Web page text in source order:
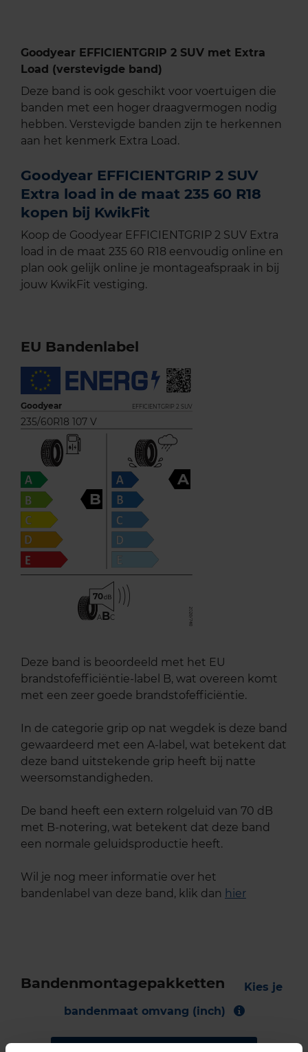
Goodyear EFFICIENTGRIP 2 SUV met Extra
Load (verstevigde band)
Deze band is ook geschikt voor voertuigen die
banden met een hoger draagvermogen nodig
hebben. Verstevigde banden zijn te herkennen
aan het kenmerk Extra Load.
Goodyear EFFICIENTGRIP 2 SUV
Extra load in de maat 235 60 R18
kopen bij KwikFit
Koop de Goodyear EFFICIENTGRIP 2 SUV Extra
load in de maat 235 60 R18 eenvoudig online en
plan ook gelijk online je montageafspraak in bij
jouw KwikFit vestiging.
EU Bandenlabel
Goodyear EFFICIENTGRIP 2 SUV
235/60R18 107 V
B
A
70
ABC
Deze band is beoordeeld met het EU
brandstofefficiëntie-label B, wat overeen komt
met een zeer goede brandstofefficiëntie.
In de categorie grip op nat wegdek is deze band
gewaardeerd met een A-label, wat betekent dat
deze band uitstekende grip heeft bij natte
weersomstandigheden.
De band heeft een extern rolgeluid van 70 dB
met B-notering, wat betekent dat deze band
een normale geluidsproductie heeft.
Wil je nog meer informatie over het
bandenlabel van deze band, klik dan hier
Bandenmontagepakketten
Kies je
bandenmaat omvang (inch)